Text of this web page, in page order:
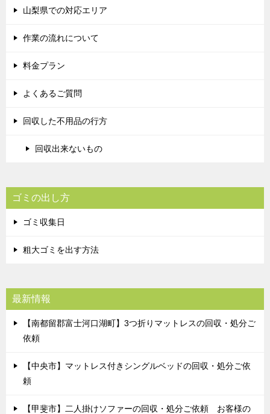
山梨県での対応エリア
作業の流れについて
料金プラン
よくあるご質問
回収した不用品の行方
回収出来ないもの
ゴミの出し方
ゴミ収集日
粗大ゴミを出す方法
最新情報
【南都留郡富士河口湖町】3つ折りマットレスの回収・処分ご
依頼
【中央市】マットレス付きシングルベッドの回収・処分ご依
頼
【甲斐市】二人掛けソファーの回収・処分ご依頼 お客様の